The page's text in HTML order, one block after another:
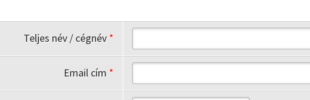
Teljes név / cégnév*
Email cím *